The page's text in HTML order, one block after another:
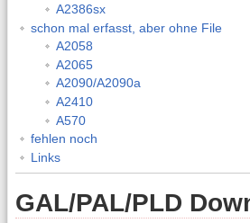
A2386sx
schon mal erfasst, aber ohne File
A2058
A2065
A2090/A2090a
A2410
A570
fehlen noch
Links
GAL/PAL/PLD